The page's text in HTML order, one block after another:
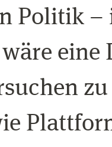
Politik –
eine